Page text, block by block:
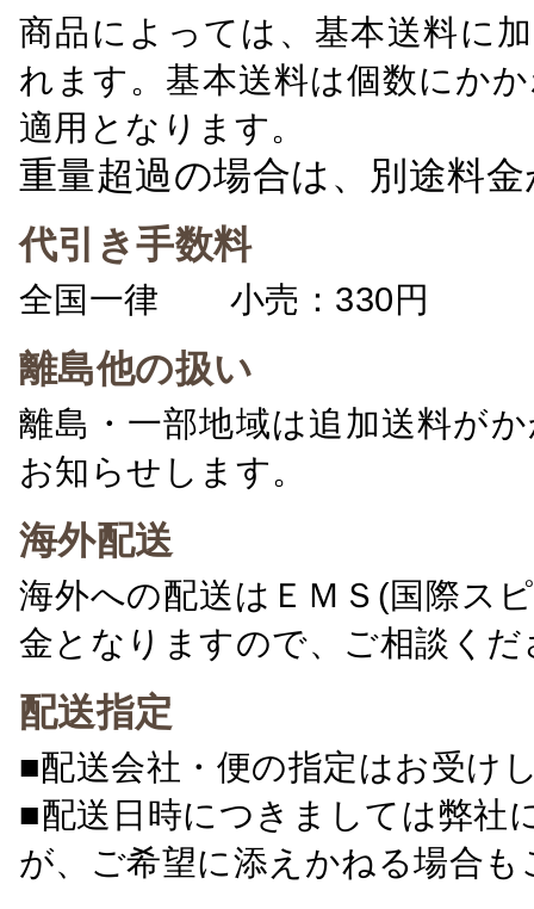
商品によっては、基本送料に
れます。基本送料は個数にか
適用となります。
重量超過の場合は、別途料
代引き手数料
全国一律 小売：330円 卸
離島他の扱い
離島・一部地域は追加送料が
お知らせします。
海外配送
海外への配送はＥＭＳ(国際ス
金となりますので、ご相談くだ
配送指定
■配送会社・便の指定はお受け
■配送日時につきましては弊社
が、ご希望に添えかねる場合